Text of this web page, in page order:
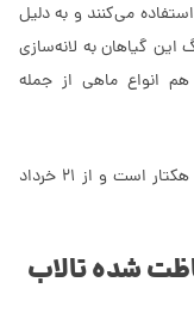
می‌کنند و به دلیل
این گیاهان به لانه‌سازی
انواع ماهی از جمله
وسعت این منطقه‌ی حفاظت‌شده در حدود 1200 هکتار است و از 21 خرداد
شده تالاب